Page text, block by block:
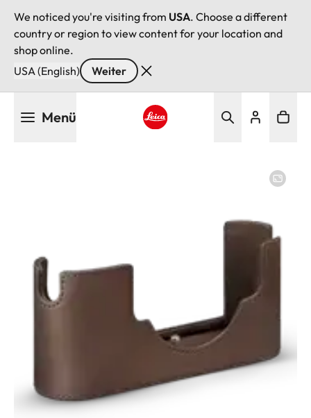
We noticed you're visiting from USA. Choose a different
country or region to view content for your location and
shop online.
USA (English)
Weiter
Menü